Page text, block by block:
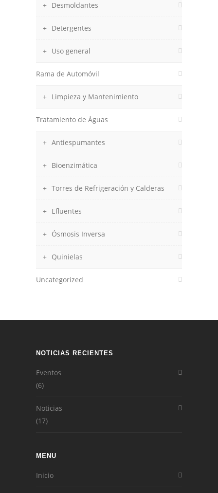
Desmoldantes
Detergentes
Uso general
Rama de Automóvil
Limpieza y Mantenimiento
Tratamiento de Águas
Antiespumantes
Bioenzimática
Torres de Refrigeración y Calderas
Efluentes
Ósmosis Inversa
Quinielas
Uncategorized
NOTICIAS RECIENTES
Eventos
(6)
Noticias
(17)
MENU
Inicio